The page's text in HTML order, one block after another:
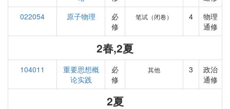
022054
原子物理
必
修
笔试（闭卷） 4
物理
通修
2春,2夏
104011
重要思想概
论实践
必
修
其他 3
政治
通修
2夏